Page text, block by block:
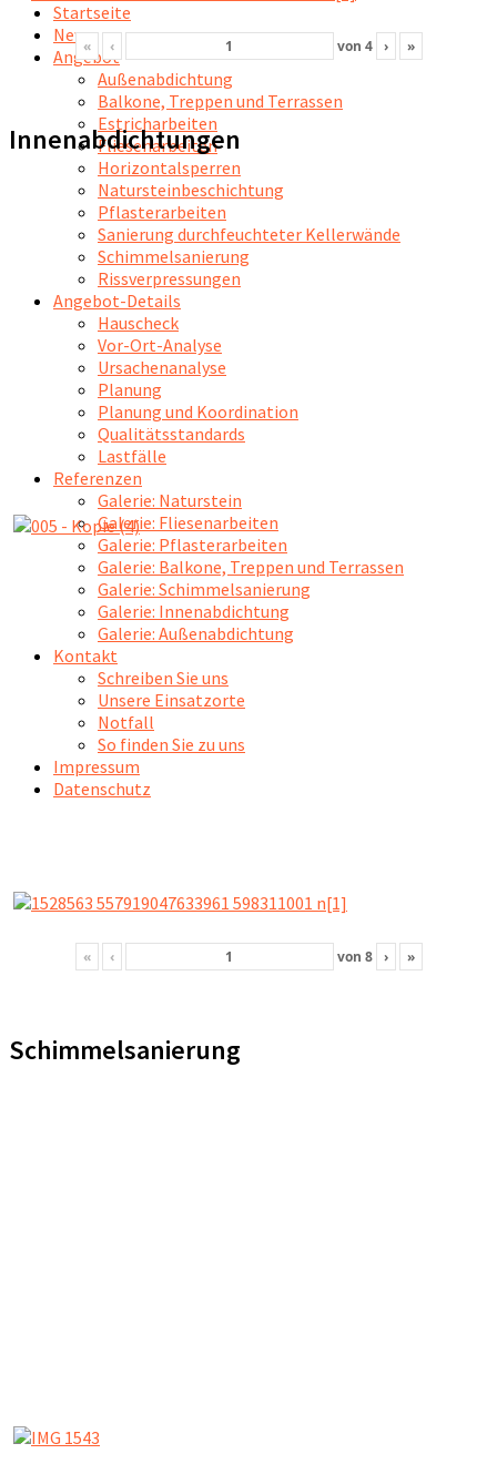
Startseite
News
Angebot
Außenabdichtung
Balkone, Treppen und Terrassen
Estricharbeiten
Fliesenarbeiten
Horizontalsperren
Natursteinbeschichtung
Pflasterarbeiten
Sanierung durchfeuchteter Kellerwände
Schimmelsanierung
Rissverpressungen
Angebot-Details
Hauscheck
Vor-Ort-Analyse
Ursachenanalyse
Planung
Planung und Koordination
Qualitätsstandards
Lastfälle
Referenzen
Galerie: Naturstein
Galerie: Fliesenarbeiten
Galerie: Pflasterarbeiten
Galerie: Balkone, Treppen und Terrassen
Galerie: Schimmelsanierung
Galerie: Innenabdichtung
Galerie: Außenabdichtung
Kontakt
Schreiben Sie uns
Unsere Einsatzorte
Notfall
So finden Sie zu uns
Impressum
Datenschutz
« ‹ von 4 › »
Innenabdichtungen
« ‹ von 8 › »
Schimmelsanierung